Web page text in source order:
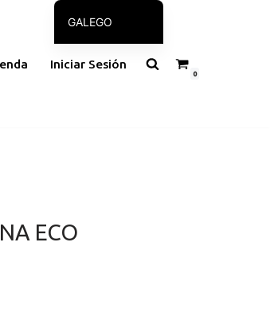
Iniciar Sesión
0
ECO
GALEGO
CASTELLANO